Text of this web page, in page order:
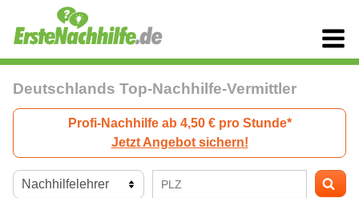
Deutschlands Top-Nachhilfe-Vermittler
Profi-Nachhilfe ab 4,50 € pro Stunde*
Jetzt Angebot sichern!